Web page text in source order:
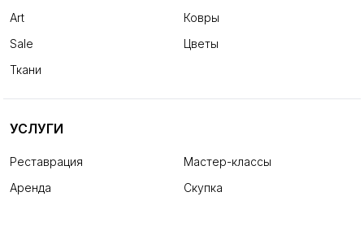
Art
Ковры
Sale
Цветы
Ткани
УСЛУГИ
Реставрация
Мастер-классы
Аренда
Скупка